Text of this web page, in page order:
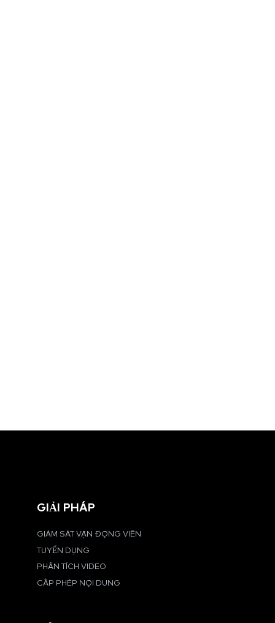
GIẢI PHÁP
GIÁM SÁT VẬN ĐỘNG VIÊN
TUYỂN DỤNG
PHÂN TÍCH VIDEO
CẤP PHÉP NỘI DUNG